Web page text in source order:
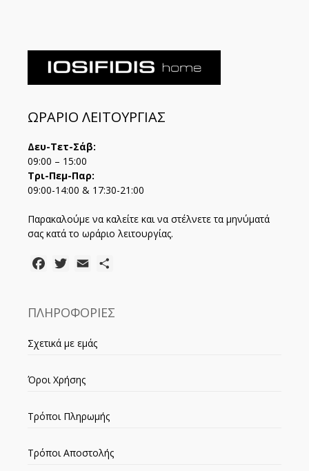
ΩΡΑΡΙΟ ΛΕΙΤΟΥΡΓΙΑΣ
Δευ-Τετ-Σάβ:
09:00 – 15:00
Τρι-Πεμ-Παρ:
09:00-14:00 & 17:30-21:00
Παρακαλούμε να καλείτε και να στέλνετε τα μηνύματά
σας κατά το ωράριο λειτουργίας.
FacebookTwitter
Email
ΠΛΗΡΟΦΟΡΙΕΣ
Σχετικά με εμάς
Όροι Χρήσης
Τρόποι Πληρωμής
Τρόποι Αποστολής